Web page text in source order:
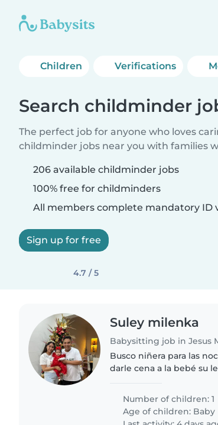
Children Verifications
Search childminder
The perfect job for anyone who loves
childminder jobs near you with families
206 available childminder jobs
100% free for childminders
All members complete mandatory ID
Sign up for free
4.7 / 5
Suley milenka
Babysitting job in Jesus
Busco niñera para las
darle cena a la bebé su
Number of children: 1
Age of children: Baby